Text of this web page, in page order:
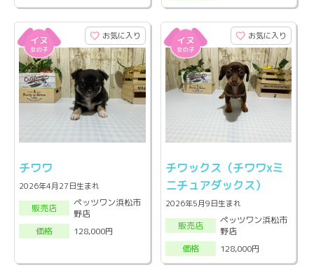
お気に入り
チワワ
2026年4月27日生まれ
販売店
ペッツワン浜松市
野店
価格
128,000円
お気に入り
チワックス（チワワxミ
ニチュアダックス）
2026年5月9日生まれ
販売店
ペッツワン浜松市
野店
価格
128,000円